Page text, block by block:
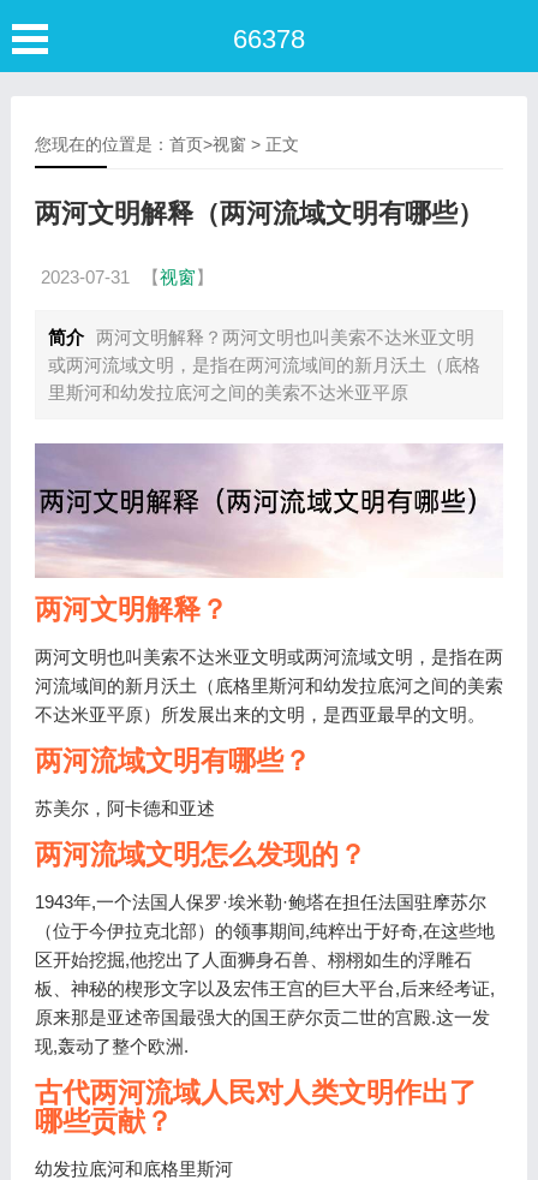
66378
您现在的位置是： 首页>视窗 > 正文
两河文明解释（两河流域文明有哪些）
2023-07-31 【视窗】
简介 两河文明解释？两河文明也叫美索不达米亚文明
或两河流域文明，是指在两河流域间的新月沃土（底格
里斯河和幼发拉底河之间的美索不达米亚平原
两河文明解释？
两河文明也叫美索不达米亚文明或两河流域文明，是指在两
河流域间的新月沃土（底格里斯河和幼发拉底河之间的美索
不达米亚平原）所发展出来的文明，是西亚最早的文明。
两河流域文明有哪些？
苏美尔，阿卡德和亚述
两河流域文明怎么发现的？
1943年,一个法国人保罗·埃米勒·鲍塔在担任法国驻摩苏尔
（位于今伊拉克北部）的领事期间,纯粹出于好奇,在这些地
区开始挖掘,他挖出了人面狮身石兽、栩栩如生的浮雕石
板、神秘的楔形文字以及宏伟王宫的巨大平台,后来经考证,
原来那是亚述帝国最强大的国王萨尔贡二世的宫殿.这一发
现,轰动了整个欧洲.
古代两河流域人民对人类文明作出了
哪些贡献？
幼发拉底河和底格里斯河